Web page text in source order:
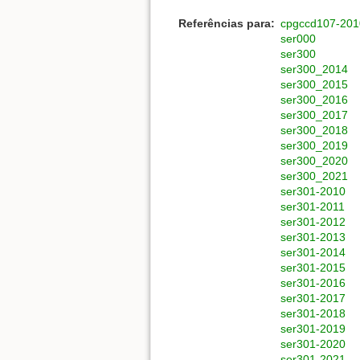
Referências para: cpgccd107-
ser000
ser300
ser300_2014
ser300_2015
ser300_2016
ser300_2017
ser300_2018
ser300_2019
ser300_2020
ser300_2021
ser301-2010
ser301-2011
ser301-2012
ser301-2013
ser301-2014
ser301-2015
ser301-2016
ser301-2017
ser301-2018
ser301-2019
ser301-2020